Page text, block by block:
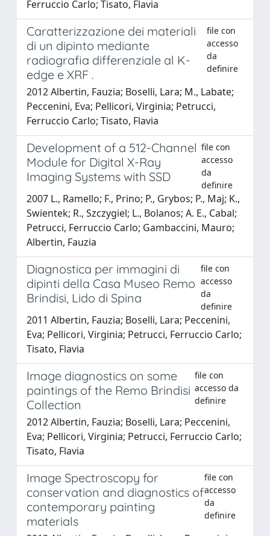
Ferruccio Carlo; Tisato, Flavia
Caratterizzazione dei materiali
di un dipinto mediante
radiografia differenziale al K-
edge e XRF .
file con
accesso
da
definire
2012 Albertin, Fauzia; Boselli, Lara; M., Labate;
Peccenini, Eva; Pellicori, Virginia; Petrucci,
Ferruccio Carlo; Tisato, Flavia
Development of a 512-Channel
Module for Digital X-Ray
Imaging Systems with SSD
file con
accesso
da
definire
2007 L., Ramello; F., Prino; P., Grybos; P., Maj; K.,
Swientek; R., Szczygiel; L., Bolanos; A. E., Cabal;
Petrucci, Ferruccio Carlo; Gambaccini, Mauro;
Albertin, Fauzia
Diagnostica per immagini di
dipinti della Casa Museo Remo
Brindisi, Lido di Spina
file con
accesso
da
definire
2011 Albertin, Fauzia; Boselli, Lara; Peccenini,
Eva; Pellicori, Virginia; Petrucci, Ferruccio Carlo;
Tisato, Flavia
Image diagnostics on some
paintings of the Remo Brindisi
Collection
file con
accesso da
definire
2012 Albertin, Fauzia; Boselli, Lara; Peccenini,
Eva; Pellicori, Virginia; Petrucci, Ferruccio Carlo;
Tisato, Flavia
Image Spectroscopy for
conservation and diagnostics of
contemporary painting
materials
file con
accesso
da
definire